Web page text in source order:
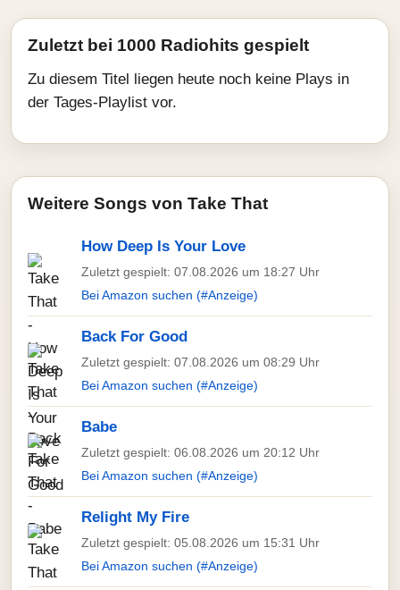
Zuletzt bei 1000 Radiohits gespielt
Zu diesem Titel liegen heute noch keine Plays in
der Tages-Playlist vor.
Weitere Songs von Take That
How Deep Is Your Love
Zuletzt gespielt: 07.08.2026 um 18:27 Uhr
Bei Amazon suchen (#Anzeige)
Back For Good
Zuletzt gespielt: 07.08.2026 um 08:29 Uhr
Bei Amazon suchen (#Anzeige)
Babe
Zuletzt gespielt: 06.08.2026 um 20:12 Uhr
Bei Amazon suchen (#Anzeige)
Relight My Fire
Zuletzt gespielt: 05.08.2026 um 15:31 Uhr
Bei Amazon suchen (#Anzeige)